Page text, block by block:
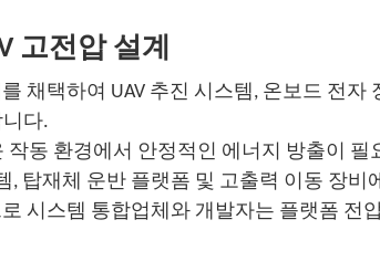
고전압 설계
채택하여 UAV 추진 시스템, 온보드 전자
다.
동 환경에서 안정적인 에너지 방출이 필
탑재체 운반 플랫폼 및 고출력 이동 장비
로 시스템 통합업체와 개발자는 플랫폼 전